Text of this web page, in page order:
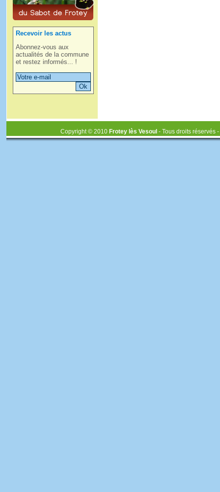
Recevoir les actus
Abonnez-vous aux
actualités de la commune
et restez informés... !
Copyright © 2010 Frotey lès Vesoul - Tous droits réservés